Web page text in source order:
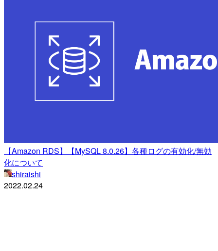
【Amazon RDS】【MySQL 8.0.26】各種ログの有効化/無効
化について
shiraishi
2022.02.24